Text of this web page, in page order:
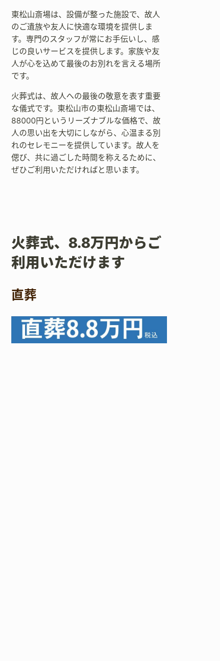
東松山斎場は、設備が整った施設で、故人
のご遺族や友人に快適な環境を提供しま
す。専門のスタッフが常にお手伝いし、感
じの良いサービスを提供します。家族や友
人が心を込めて最後のお別れを言える場所
です。
火葬式は、故人への最後の敬意を表す重要
な儀式です。東松山市の東松山斎場では、
88000円というリーズナブルな価格で、故
人の思い出を大切にしながら、心温まる別
れのセレモニーを提供しています。故人を
偲び、共に過ごした時間を称えるために、
ぜひご利用いただければと思います。
火葬式、8.8万円からご
利用いただけます
直葬